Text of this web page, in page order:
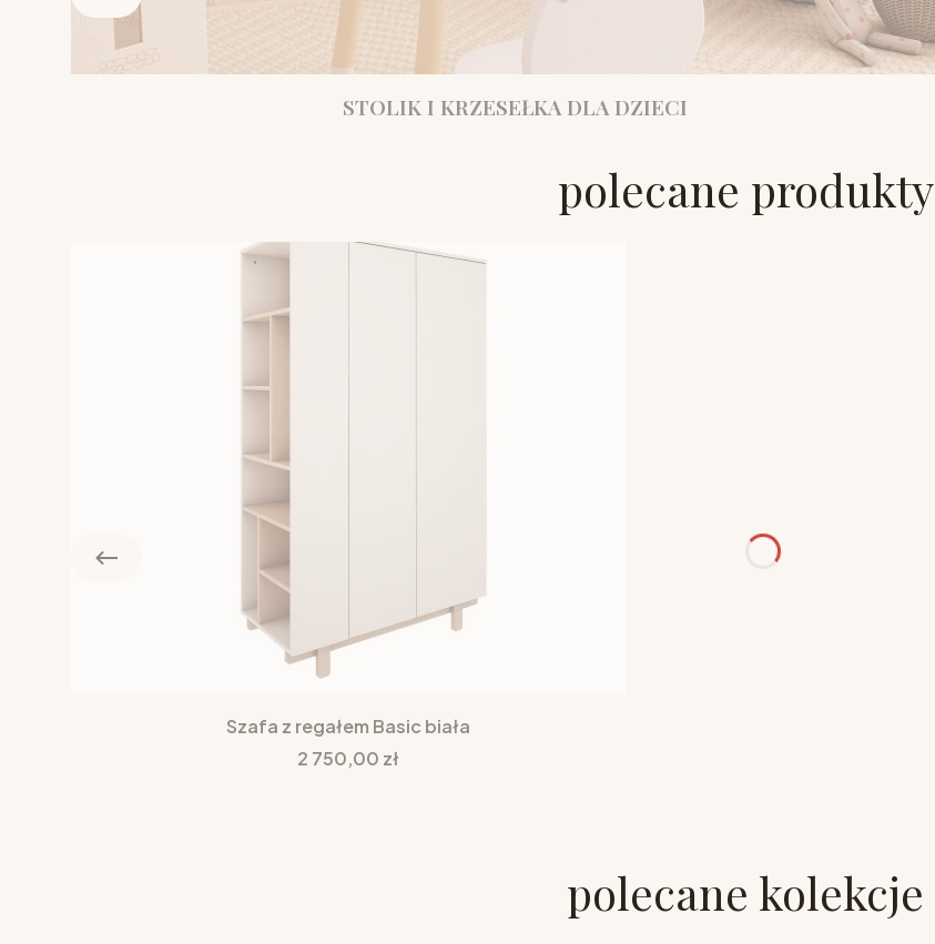
STOLIK I KRZESEŁKA DLA DZIECI
polecane produkty
Szafa z regałem Basic biała
Cena
2 750,00 zł
polecane kolekcje